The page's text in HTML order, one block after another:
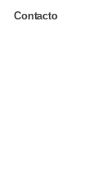
Contacto